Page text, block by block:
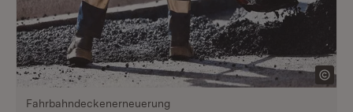
Fahrbahndeckenerneuerung